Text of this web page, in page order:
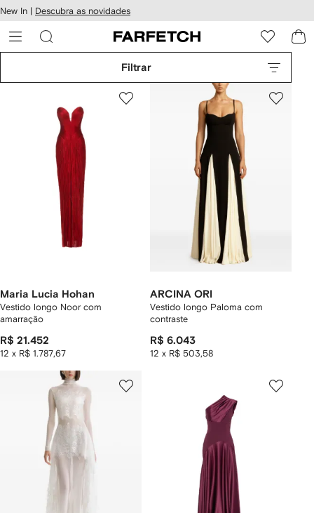
o
New In | Descubra as novidades
Filtrar
Maria Lucia Hohan
Vestido longo Noor com
amarração
R$ 21.452
12 x R$ 1.787,67
ARCINA ORI
Vestido longo Paloma com
contraste
R$ 6.043
12 x R$ 503,58